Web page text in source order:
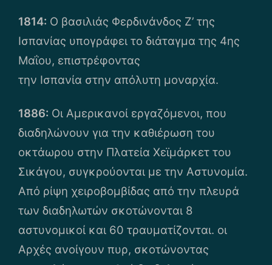
1814: Ο βασιλιάς Φερδινάνδος Ζ’ της
Ισπανίας υπογράφει το διάταγμα της 4ης
Μαΐου, επιστρέφοντας
την Ισπανία στην απόλυτη μοναρχία.
1886: Οι Αμερικανοί εργαζόμενοι, που
διαδηλώνουν για την καθιέρωση του
οκτάωρου στην Πλατεία Χεϊμάρκετ του
Σικάγου, συγκρούονται με την Αστυνομία.
Από ρίψη χειροβομβίδας από την πλευρά
των διαδηλωτών σκοτώνονται 8
αστυνομικοί και 60 τραυματίζονται. οι
Αρχές ανοίγουν πυρ, σκοτώνοντας